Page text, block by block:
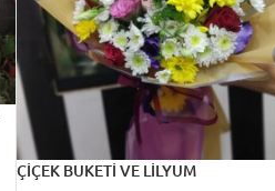
ÇİÇEK BUKETİ VE LİLYUM